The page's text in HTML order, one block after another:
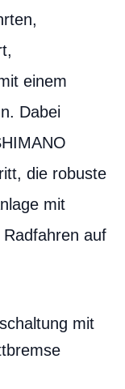
einem
Dabei
die robuste
mit
auf
mit